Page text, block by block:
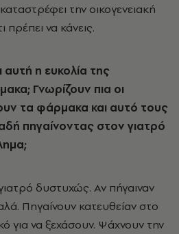
την οικογενειακή
πρέπει να κάνεις.
η ευκολία της
Γνωρίζουν πια οι
τα φάρμακα και αυτό τους
πηγαίνοντας στον γιατρό
δυστυχώς. Αν πήγαιναν
Πηγαίνουν κατευθείαν στο
για να ξεχάσουν. Ψάχνουν την